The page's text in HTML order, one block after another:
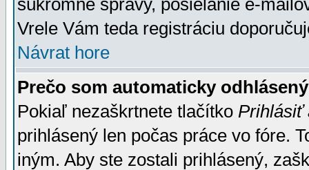
súkromné správy, posielanie e-
Vrele Vám teda registráciu
Návrat hore
Prečo som automaticky
Pokiaľ nezaškrtnete tlačítko Prihlásiť
prihlásený len počas práce vo fóre.
iným. Aby ste zostali prihlásený,